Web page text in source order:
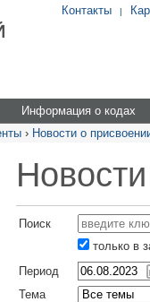
Контакты |
Информация о кодах
› Новости о
Поиск
только в
Период
Тема